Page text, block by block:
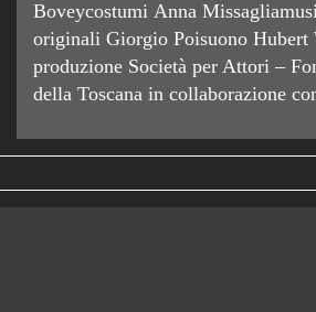
Boveycostumi Anna
originali Giorgio Poisuono Hubert
produzione Società per Attori –
della Toscana in collaborazione